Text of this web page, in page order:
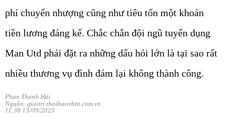
phí chuyển nhượng cũng như tiêu tốn một khoản
tiền lương đáng kể. Chắc chắn đội ngũ tuyển dụng
Man Utd phải đặt ra những dấu hỏi lớn là tại sao rất
nhiều thương vụ đình đám lại không thành công.
Phan Thanh Hải
Nguồn: giaitri.thoibaovhnt.com.vn
11:38 13/09/2023